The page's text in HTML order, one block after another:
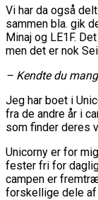
Vi har da også
sammen bla. gik
Minaj og LE1F.
men det er nok
– Kendte du
Jeg har boet i
fra de andre år i
som finder deres
Unicorny er for
fester fri for
campen er
forskellige dele af